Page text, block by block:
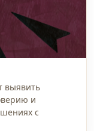
выявить
и
с